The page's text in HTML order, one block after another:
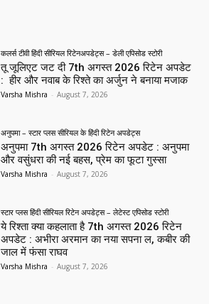
कलर्स टीवी हिंदी सीरियल रिटेनअपडेट्स – डेली एपिसोड स्टोरी
तू जूलिएट जट दी 7th अगस्त 2026 रिटेन अपडेट
: हीर और नवाब के रिश्ते का अर्जुन ने बनाया मजाक
Varsha Mishra - August 7, 2026
अनुपमा – स्टार प्लस सीरियल के हिंदी रिटेन अपडेट्स
अनुपमा 7th अगस्त 2026 रिटेन अपडेट : अनुपमा
और वसुंधरा की नई बहस, प्रेम का फूटा गुस्सा
Varsha Mishra - August 7, 2026
स्टार प्लस हिंदी सीरियल रिटेन अपडेट्स – लेटेस्ट एपिसोड स्टोरी
ये रिश्ता क्या कहलाता है 7th अगस्त 2026 रिटेन
अपडेट : अभीरा अरमान का नया सपना ल, कबीर की
जाल में फंसा राघव
Varsha Mishra - August 7, 2026